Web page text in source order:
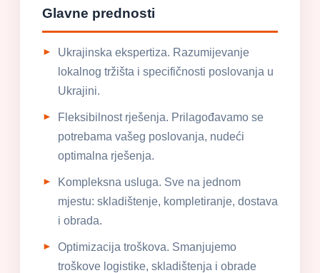
Glavne prednosti
Ukrajinska ekspertiza. Razumijevanje
lokalnog tržišta i specifičnosti poslovanja u
Ukrajini.
Fleksibilnost rješenja. Prilagođavamo se
potrebama vašeg poslovanja, nudeći
optimalna rješenja.
Kompleksna usluga. Sve na jednom
mjestu: skladištenje, kompletiranje, dostava
i obrada.
Optimizacija troškova. Smanjujemo
troškove logistike, skladištenja i obrade